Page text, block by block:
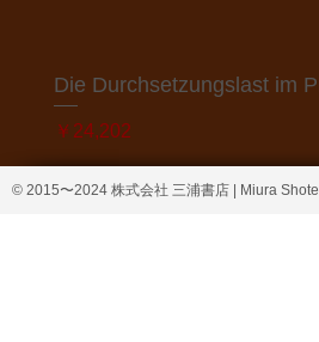
Die Durchsetzungslast im
価格
￥24,202
© 2015〜2024 株式会社 三浦書店 | Miura